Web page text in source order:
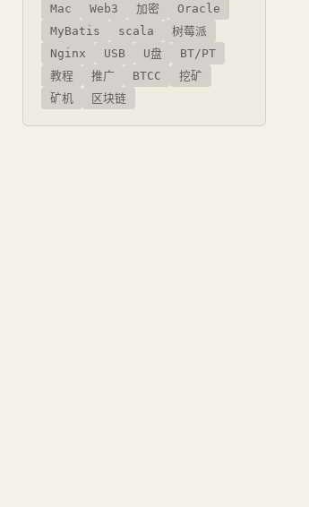
Mac
Web3 加密
Oracle
MyBatis
scala
树莓派
Nginx
USB U盘
BT/PT
教程
推广 BTCC
挖矿
矿机
区块链